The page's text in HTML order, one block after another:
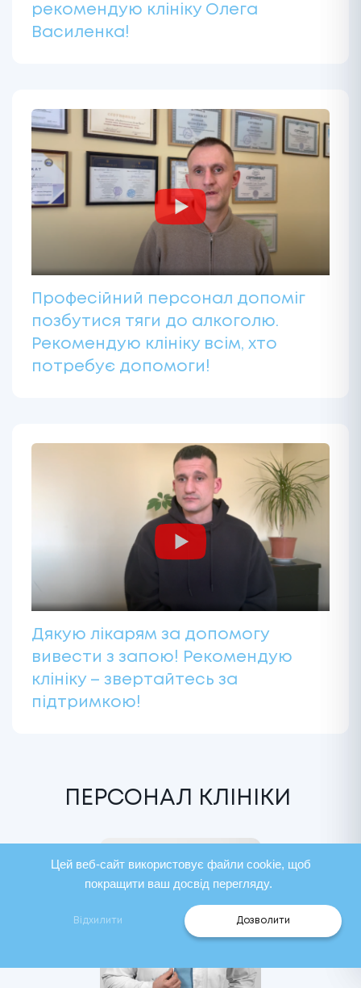
Цей веб-сайт використовує файли cookie, щоб
покращити ваш досвід перегляду.
Відхилити Дозволити
рекомендую клініку Олега
Василенка!
Професійний персонал допоміг
позбутися тяги до алкоголю.
Рекомендую клініку всім, хто
потребує допомоги!
Дякую лікарям за допомогу
вивести з запою! Рекомендую
клініку – звертайтесь за
підтримкою!
ПЕРСОНАЛ КЛІНІКИ